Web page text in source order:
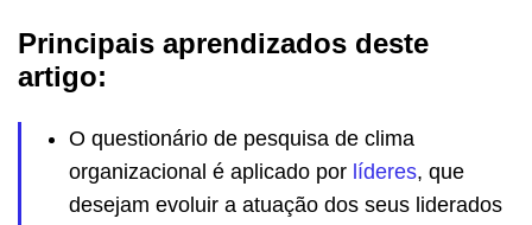
Principais aprendizados deste
artigo:
O questionário de pesquisa de clima
organizacional é aplicado por líderes, que
desejam evoluir a atuação dos seus liderados